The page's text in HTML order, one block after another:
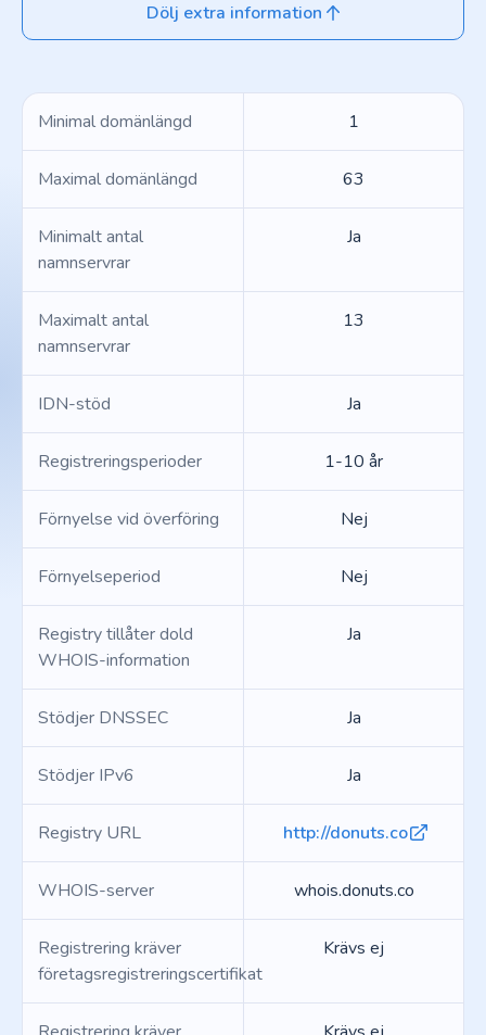
Dölj extra information
Minimal domänlängd 1
Maximal domänlängd 63
Minimalt antal
namnservrar
Ja
Maximalt antal
namnservrar
13
IDN-stöd Ja
Registreringsperioder 1-10 år
Förnyelse vid överföring Nej
Förnyelseperiod Nej
Registry tillåter dold
WHOIS-information
Ja
Stödjer DNSSEC Ja
Stödjer IPv6 Ja
Registry URL http://donuts.co
WHOIS-server whois.donuts.co
Registrering kräver
företagsregistreringscertifikat
Krävs ej